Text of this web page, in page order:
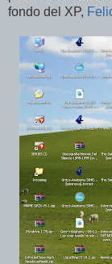
fondo del XP,